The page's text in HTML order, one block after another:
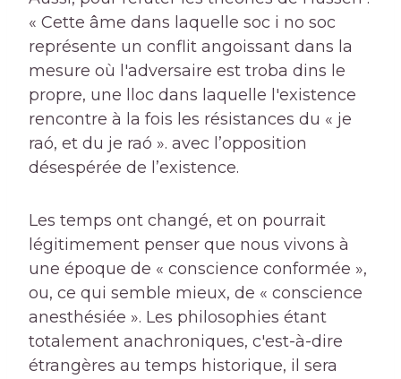
« Cette âme dans laquelle soc i no soc
représente un conflit angoissant dans la
mesure où l'adversaire est troba dins le
propre, une lloc dans laquelle l'existence
rencontre à la fois les résistances du « je
raó, et du je raó ». avec l’opposition
désespérée de l’existence.
Les temps ont changé, et on pourrait
légitimement penser que nous vivons à
une époque de « conscience conformée »,
ou, ce qui semble mieux, de « conscience
anesthésiée ». Les philosophies étant
totalement anachroniques, c'est-à-dire
étrangères au temps historique, il sera